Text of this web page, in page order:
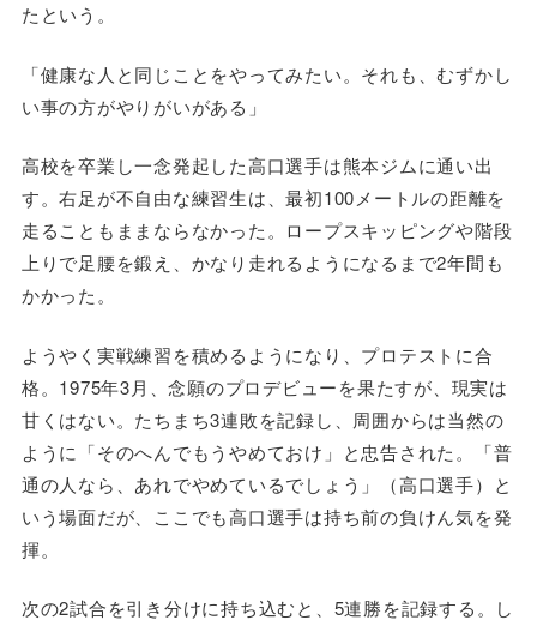
たという。
「健康な人と同じことをやってみたい。それも、むずかし
い事の方がやりがいがある」
高校を卒業し一念発起した高口選手は熊本ジムに通い出
す。右足が不自由な練習生は、最初100メートルの距離を
走ることもままならなかった。ロープスキッピングや階段
上りで足腰を鍛え、かなり走れるようになるまで2年間も
かかった。
ようやく実戦練習を積めるようになり、プロテストに合
格。1975年3月、念願のプロデビューを果たすが、現実は
甘くはない。たちまち3連敗を記録し、周囲からは当然の
ように「そのへんでもうやめておけ」と忠告された。「普
通の人なら、あれでやめているでしょう」（高口選手）と
いう場面だが、ここでも高口選手は持ち前の負けん気を発
揮。
次の2試合を引き分けに持ち込むと、5連勝を記録する。し